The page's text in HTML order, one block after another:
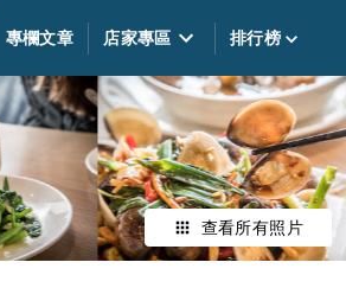
專欄文章 店家專區 排行榜
查看所有照片